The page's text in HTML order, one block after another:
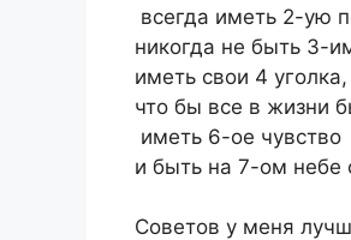
всегда иметь 2-ую
никогда не быть 3-
иметь свои 4 уголка,
что бы все в жизни
иметь 6-ое чувство
и быть на 7-ом небе
Советов у меня